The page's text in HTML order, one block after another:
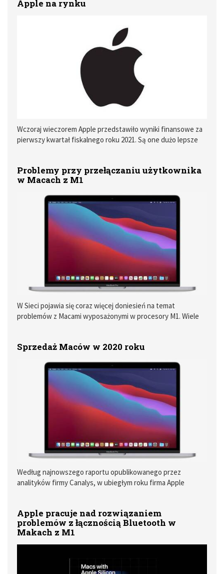
Apple na rynku
Wczoraj wieczorem Apple przedstawiło wyniki finansowe za
pierwszy kwartał fiskalnego roku 2021. Są one dużo lepsze
Problemy przy przełączaniu użytkownika
w Macach z M1
W Sieci pojawia się coraz więcej doniesień na temat
problemów z Macami wyposażonymi w procesory M1. Wiele
można wyłączyć.
Sprzedaż Maców w 2020 roku
Według najnowszego raportu opublikowanego przez
analityków firmy Canalys, w ubiegłym roku firma Apple
Apple pracuje nad rozwiązaniem
problemów z łącznością Bluetooth w
Makach z M1